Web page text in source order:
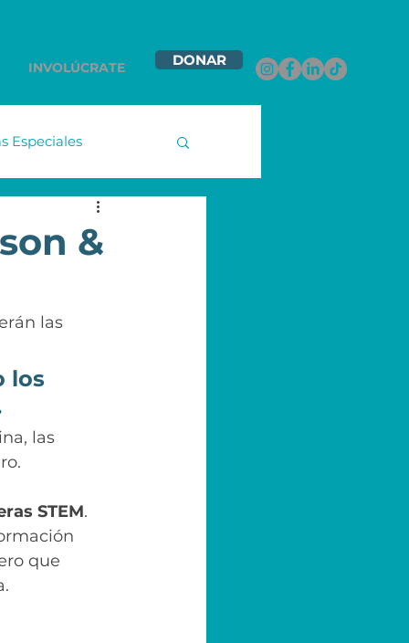
INVOLÚCRATE DONAR
Especiales
&
las
los
las
STEM.
que